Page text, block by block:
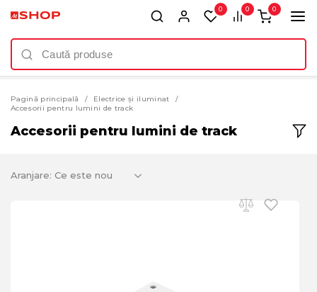
0 0 0
Pagină principală
Electrice și iluminat
Accesorii pentru lumini de track
Accesorii pentru lumini de track
Aranjare: